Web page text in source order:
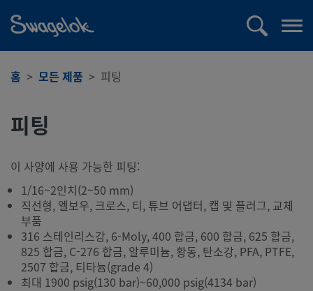
홈 모든 제품 피팅
피팅
이 사양에 사용 가능한 피팅:
1/16~2인치(2~50 mm)
직선형, 엘보우, 크로스, 티, 튜브 어댑터, 캡 및 플러그, 교체
부품
316 스테인리스강, 6-Moly, 400 합금, 600 합금, 625 합금,
825 합금, C-276 합금, 알루미늄, 황동, 탄소강, PFA, PTFE,
2507 합금, 티타늄(grade 4)
최대 1900 psig(130 bar)~60,000 psig(4134 bar)